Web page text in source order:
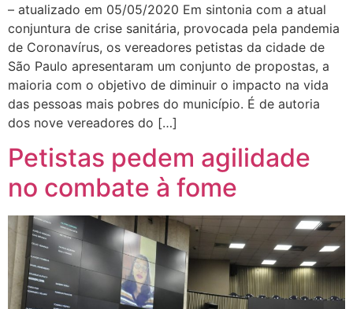
– atualizado em 05/05/2020 Em sintonia com a atual
conjuntura de crise sanitária, provocada pela pandemia
de Coronavírus, os vereadores petistas da cidade de
São Paulo apresentaram um conjunto de propostas, a
maioria com o objetivo de diminuir o impacto na vida
das pessoas mais pobres do município. É de autoria
dos nove vereadores do […]
Petistas pedem agilidade
no combate à fome